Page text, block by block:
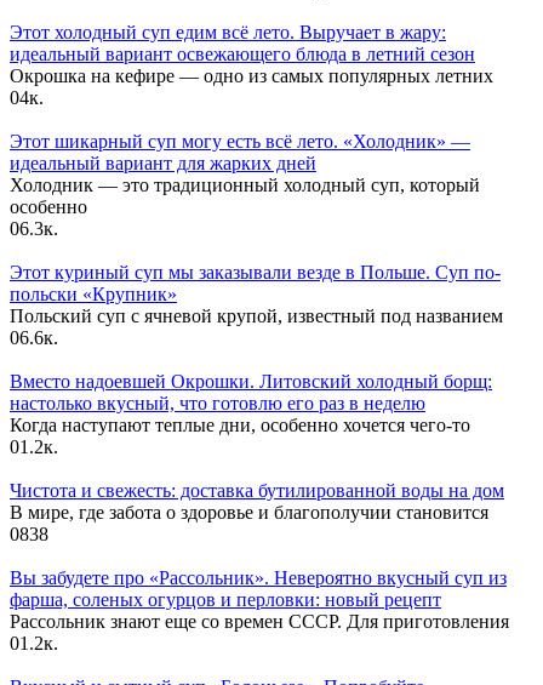
Этот холодный суп едим всё лето. Выручает в жару:
идеальный вариант освежающего блюда в летний сезон
Окрошка на кефире — одно из самых популярных летних
04к.
Этот шикарный суп могу есть всё лето. «Холодник» —
идеальный вариант для жарких дней
Холодник — это традиционный холодный суп, который
особенно
06.3к.
Этот куриный суп мы заказывали везде в Польше. Суп по-
польски «Крупник»
Польский суп с ячневой крупой, известный под названием
06.6к.
Вместо надоевшей Окрошки. Литовский холодный борщ:
настолько вкусный, что готовлю его раз в неделю
Когда наступают теплые дни, особенно хочется чего-то
01.2к.
Чистота и свежесть: доставка бутилированной воды на дом
В мире, где забота о здоровье и благополучии становится
0838
Вы забудете про «Рассольник». Невероятно вкусный суп из
фарша, соленых огурцов и перловки: новый рецепт
Рассольник знают еще со времен СССР. Для приготовления
01.2к.